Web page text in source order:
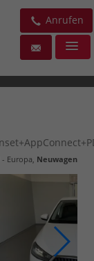
Anrufen
Europa, Neuwagen